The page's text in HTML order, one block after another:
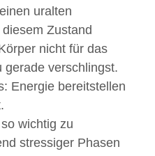
uralten
Zustand
nicht für das
gerade verschlingst.
Energie bereitstellen
wichtig zu
stressiger Phasen